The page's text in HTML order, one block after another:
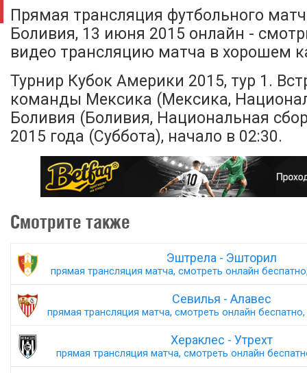
Прямая трансляция футбольного
Боливия, 13 июня 2015 онлайн -
видео трансляцию матча в хорошем
Турнир Кубок Америки 2015, тур 1.
команды Мексика (Мексика,
Боливия (Боливия, Национальная
2015 года (Суббота), начало в 02:30.
Смотрите также
Эштрела - Эшторил
прямая трансляция матча, смотреть онлайн
Севилья - Алавес
прямая трансляция матча, смотреть онлайн
Хераклес - Утрехт
прямая трансляция матча, смотреть онлайн